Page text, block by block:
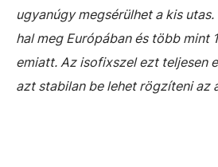
ugyanúgy megsérülhet a kis
hal meg Európában és több mint
emiatt. Az isofixszel ezt teljesen
azt stabilan be lehet rögzíteni az